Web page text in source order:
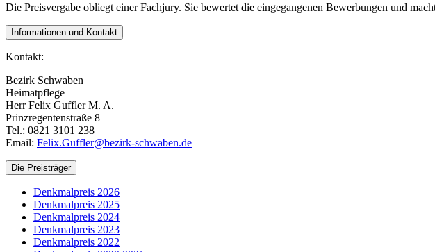
Die Preisvergabe obliegt einer Fachjury. Sie bewertet die eingegangenen Bewerbungen und
Informationen und Kontakt
Kontakt:
Bezirk Schwaben
Heimatpflege
Herr Felix Guffler M. A.
Prinzregentenstraße 8
Tel.: 0821 3101 238
Email: Felix.Guffler@bezirk-schwaben.de
Die Preisträger
Denkmalpreis 2026
Denkmalpreis 2025
Denkmalpreis 2024
Denkmalpreis 2023
Denkmalpreis 2022